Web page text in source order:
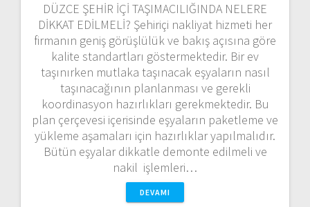
DÜZCE ŞEHİR İÇİ TAŞIMACILIĞINDA NELERE
DİKKAT EDİLMELİ? Şehiriçi nakliyat hizmeti her
firmanın geniş görüşlülük ve bakış açısına göre
kalite standartları göstermektedir. Bir ev
taşınırken mutlaka taşınacak eşyaların nasıl
taşınacağının planlanması ve gerekli
koordinasyon hazırlıkları gerekmektedir. Bu
plan çerçevesi içerisinde eşyaların paketleme ve
yükleme aşamaları için hazırlıklar yapılmalıdır.
Bütün eşyalar dikkatle demonte edilmeli ve
nakil işlemleri…
DEVAMI